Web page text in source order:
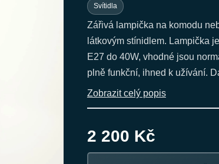
Svítidla
Zářivá lampička na komodu
látkovým stínidlem. Lampička
E27 do 40W, vhodné jsou
plně funkční, ihned k užívání.
Zobrazit celý popis
2 200 Kč